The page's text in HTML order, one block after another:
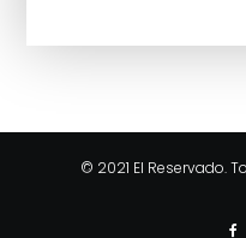
© 2021 El Reservado.